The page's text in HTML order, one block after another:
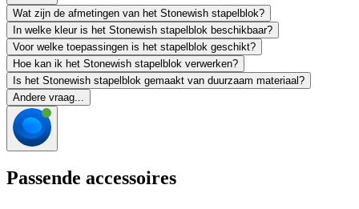
Wat zijn de afmetingen van het Stonewish stapelblok?
In welke kleur is het Stonewish stapelblok beschikbaar?
Voor welke toepassingen is het stapelblok geschikt?
Hoe kan ik het Stonewish stapelblok verwerken?
Is het Stonewish stapelblok gemaakt van duurzaam materiaal?
Andere vraag...
Passende accessoires